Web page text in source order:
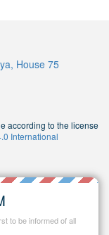
House 75
according to the license
International
to be informed of all